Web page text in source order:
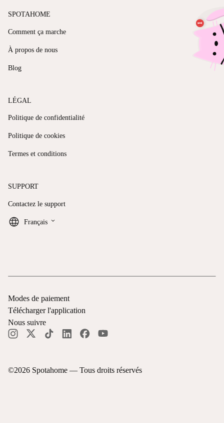
SPOTAHOME
Comment ça marche
À propos de nous
Blog
LÉGAL
Politique de confidentialité
Politique de cookies
Termes et conditions
SUPPORT
Contactez le support
Français keyboard_arrow_down
©2026 Spotahome — Tous droits réservés
Modes de paiement
Télécharger l'application
Nous suivre